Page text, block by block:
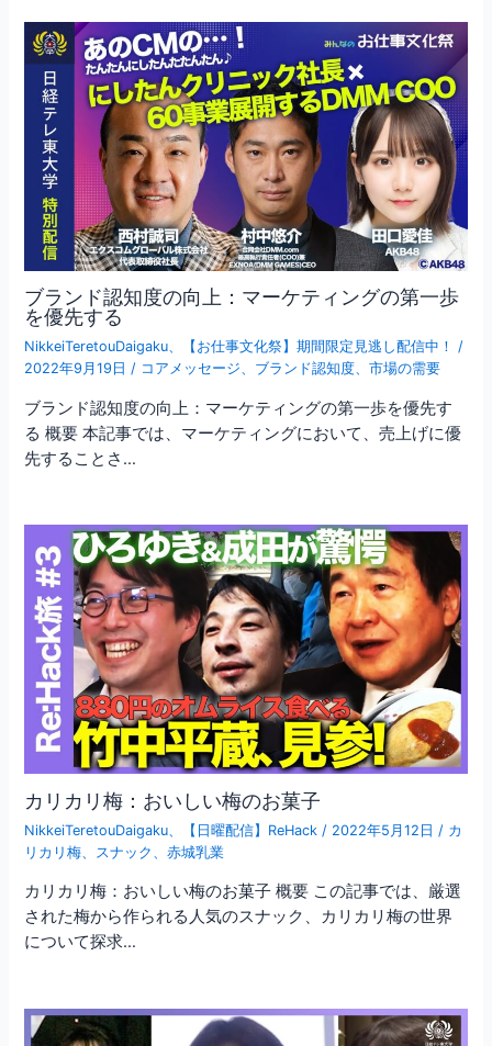
ブランド認知度の向上：マーケティングの第一歩
を優先する
NikkeiTeretouDaigaku、 【お仕事文化祭】期間限定見逃し配信中！ /
2022年9月19日 / コアメッセージ、 ブランド認知度、市場の需要
ブランド認知度の向上：マーケティングの第一歩を優先す
る 概要 本記事では、マーケティングにおいて、売上げに優
先することさ…
カリカリ梅：おいしい梅のお菓子
NikkeiTeretouDaigaku 【日曜配信】ReHack / 2022年5月12日 / カ
リカリ梅
スナック 、赤城乳業
カリカリ梅：おいしい梅のお菓子 概要 この記事では、厳選
された梅から作られる人気のスナック、カリカリ梅の世界
について探求…